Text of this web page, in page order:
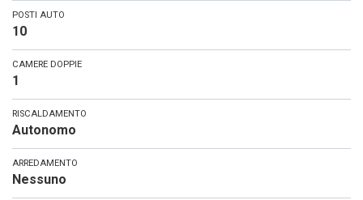
POSTI AUTO
10
CAMERE DOPPIE
1
RISCALDAMENTO
Autonomo
ARREDAMENTO
Nessuno